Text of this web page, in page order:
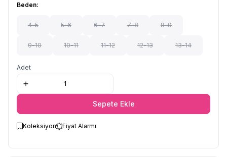
Beden:
4-5 5-6 6-7 7-8 8-9
9-10 10-11 11-12 12-13 13-14
Adet
Sepete Ekle
Koleksiyon Fiyat Alarmı